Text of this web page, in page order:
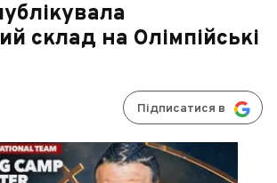
склад на Олімпійські
Підписатися в